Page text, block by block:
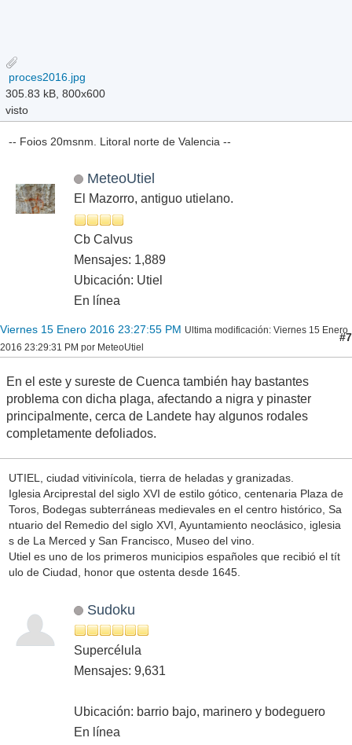
proces2016.jpg
305.83 kB, 800x600
visto
-- Foios 20msnm. Litoral norte de Valencia --
MeteoUtiel
El Mazorro, antiguo utielano.
Cb Calvus
Mensajes: 1,889
Ubicación: Utiel
En línea
Viernes 15 Enero 2016 23:27:55 PM Ultima modificación: Viernes 15 Enero
2016 23:29:31 PM por MeteoUtiel
#7
En el este y sureste de Cuenca también hay bastantes
problema con dicha plaga, afectando a nigra y pinaster
principalmente, cerca de Landete hay algunos rodales
completamente defoliados.
UTIEL, ciudad vitivinícola, tierra de heladas y granizadas.
Iglesia Arciprestal del siglo XVI de estilo gótico, centenaria Plaza de
Toros, Bodegas subterráneas medievales en el centro histórico, Sa
ntuario del Remedio del siglo XVI, Ayuntamiento neoclásico, iglesia
s de La Merced y San Francisco, Museo del vino.
Utiel es uno de los primeros municipios españoles que recibió el tít
ulo de Ciudad, honor que ostenta desde 1645.
Sudoku
Supercélula
Mensajes: 9,631
Ubicación: barrio bajo, marinero y bodeguero
En línea